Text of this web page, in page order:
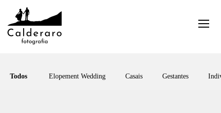
Todos Elopement Wedding Casais Gestantes